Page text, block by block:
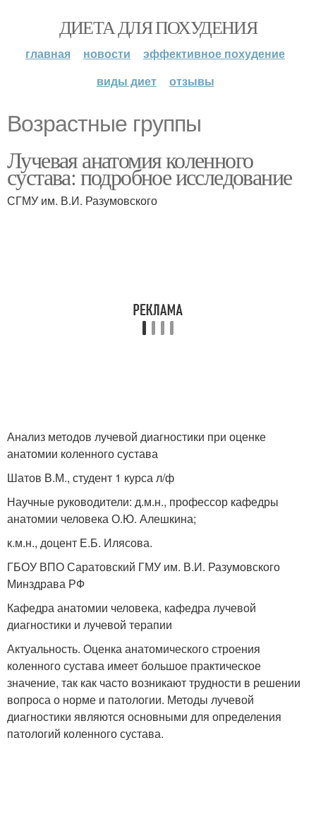
ДИЕТА ДЛЯ ПОХУДЕНИЯ
главная новости
эффективное похудение
виды диет
отзывы
Возрастные группы
Лучевая анатомия коленного
сустава: подробное исследование
СГМУ им. В.И. Разумовского
Анализ методов лучевой диагностики при оценке
анатомии коленного сустава
Шатов В.М., студент 1 курса л/ф
Научные руководители: д.м.н., профессор кафедры
анатомии человека О.Ю. Алешкина;
к.м.н., доцент Е.Б. Илясова.
ГБОУ ВПО Саратовский ГМУ им. В.И. Разумовского
Минздрава РФ
Кафедра анатомии человека, кафедра лучевой
диагностики и лучевой терапии
Актуальность. Оценка анатомического строения
коленного сустава имеет большое практическое
значение, так как часто возникают трудности в решении
вопроса о норме и патологии. Методы лучевой
диагностики являются основными для определения
патологий коленного сустава.